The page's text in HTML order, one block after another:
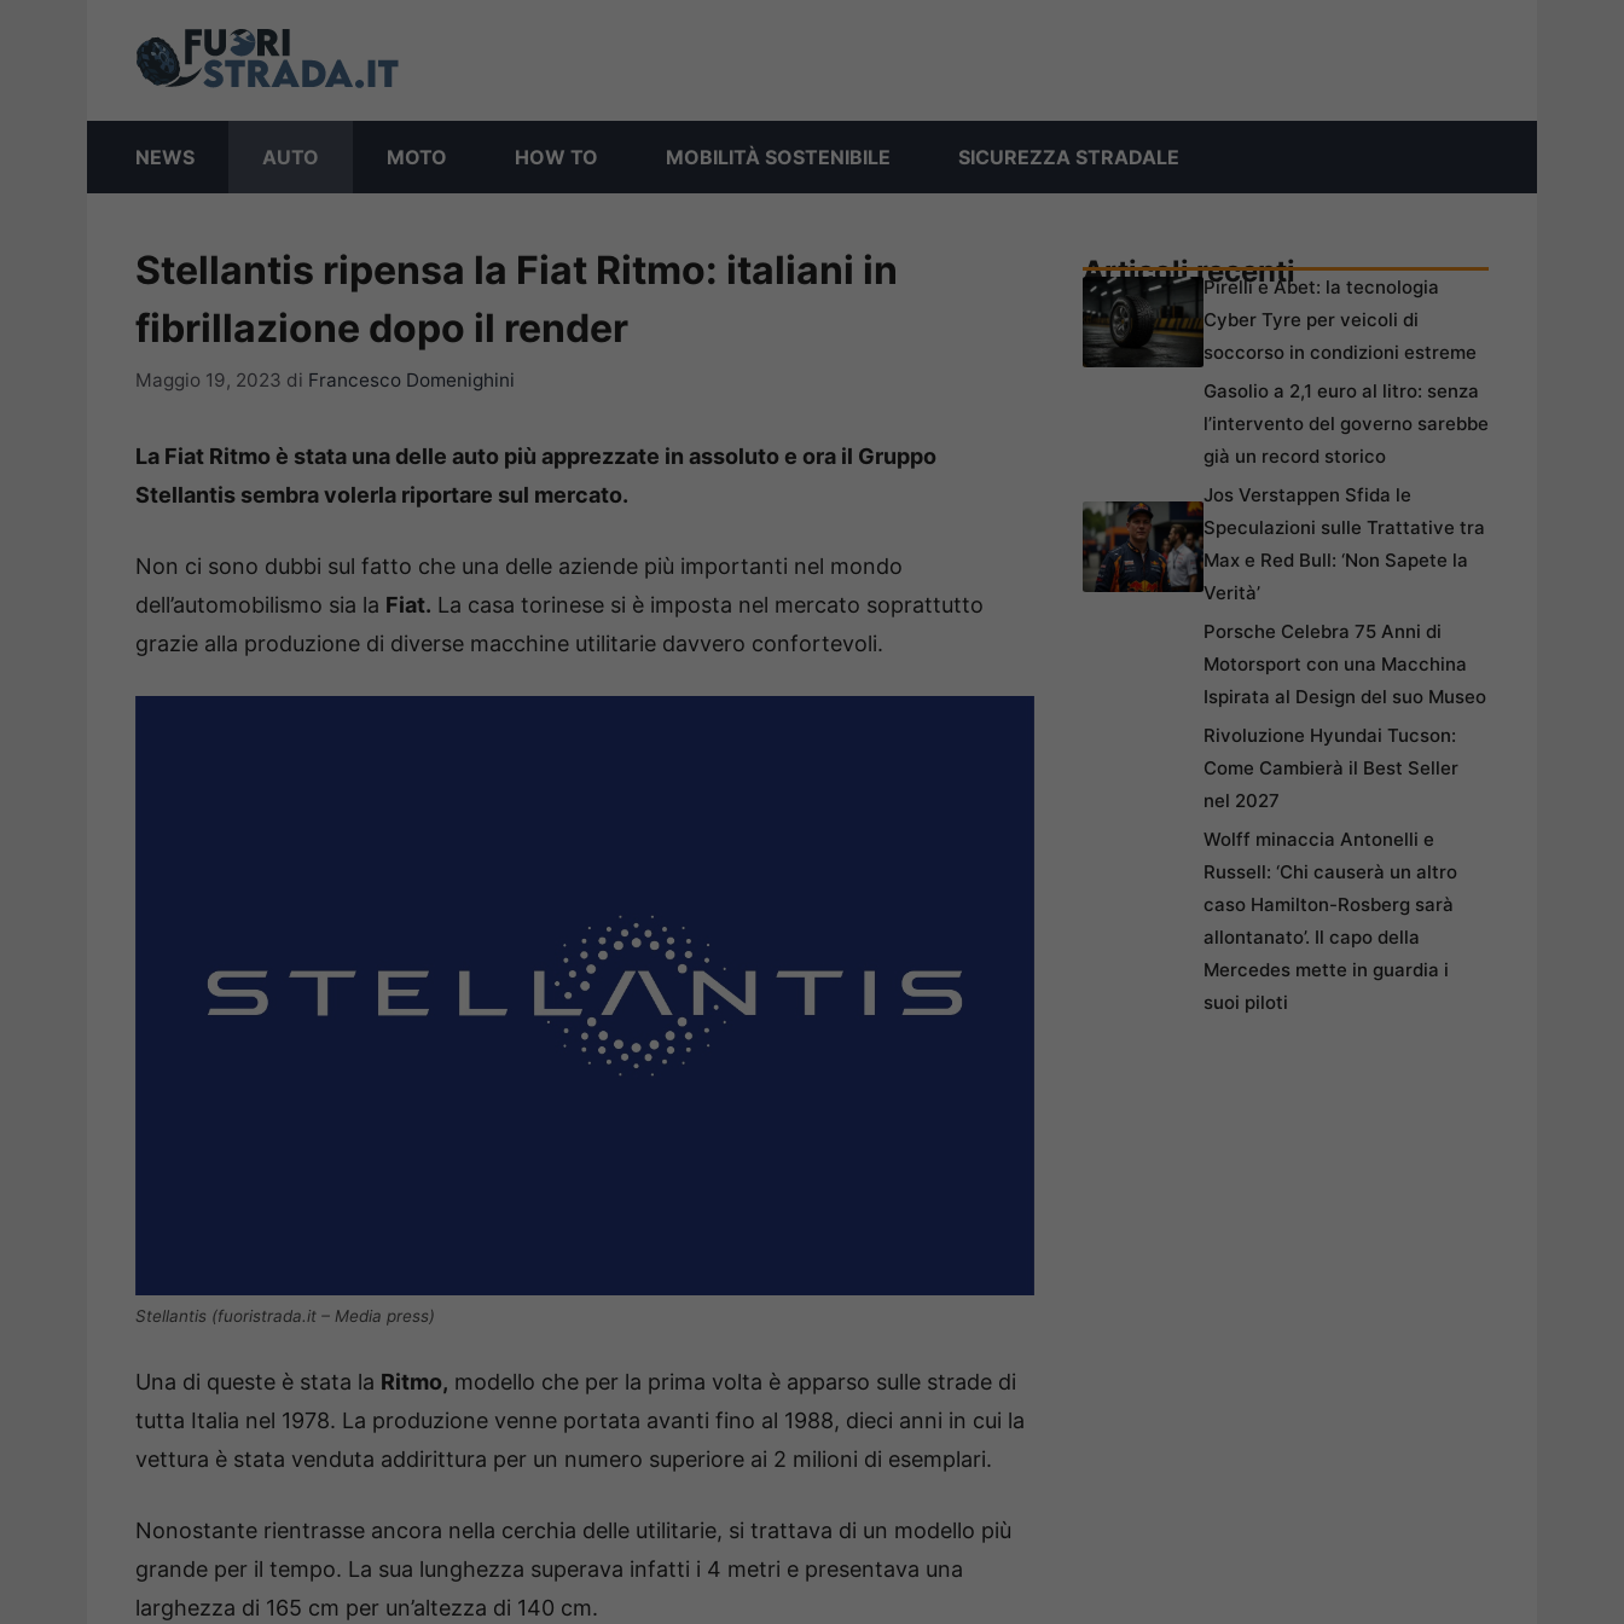
NEWS AUTO MOTO HOW TO MOBILITÀ SOSTENIBILE SICUREZZA STRADALE
Stellantis ripensa la Fiat Ritmo: italiani in
fibrillazione dopo il render
Maggio 19, 2023 di Francesco Domenighini
La Fiat Ritmo è stata una delle auto più apprezzate in assoluto e ora il Gruppo
Stellantis sembra volerla riportare sul mercato.
Non ci sono dubbi sul fatto che una delle aziende più importanti nel mondo
dell’automobilismo sia la Fiat. La casa torinese si è imposta nel mercato soprattutto
grazie alla produzione di diverse macchine utilitarie davvero confortevoli.
Stellantis (fuoristrada.it – Media press)
Una di queste è stata la Ritmo, modello che per la prima volta è apparso sulle strade di
tutta Italia nel 1978. La produzione venne portata avanti fino al 1988, dieci anni in cui la
vettura è stata venduta addirittura per un numero superiore ai 2 milioni di esemplari.
Nonostante rientrasse ancora nella cerchia delle utilitarie, si trattava di un modello più
grande per il tempo. La sua lunghezza superava infatti i 4 metri e presentava una
larghezza di 165 cm per un’altezza di 140 cm.
Articoli recentiPirelli e Abet: la tecnologia
Cyber Tyre per veicoli di
soccorso in condizioni estreme
Gasolio a 2,1 euro al litro: senza
l’intervento del governo sarebbe
già un record storico
Jos Verstappen Sfida le
Speculazioni sulle Trattative tra
Max e Red Bull: ‘Non Sapete la
Verità’
Porsche Celebra 75 Anni di
Motorsport con una Macchina
Ispirata al Design del suo Museo
Rivoluzione Hyundai Tucson:
Come Cambierà il Best Seller
nel 2027
Wolff minaccia Antonelli e
Russell: ‘Chi causerà un altro
caso Hamilton-Rosberg sarà
allontanato’. Il capo della
Mercedes mette in guardia i
suoi piloti